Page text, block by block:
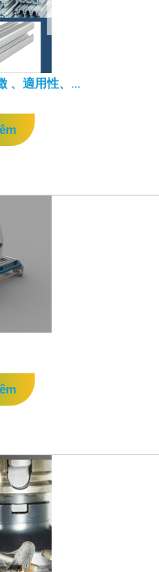
、適用性、…